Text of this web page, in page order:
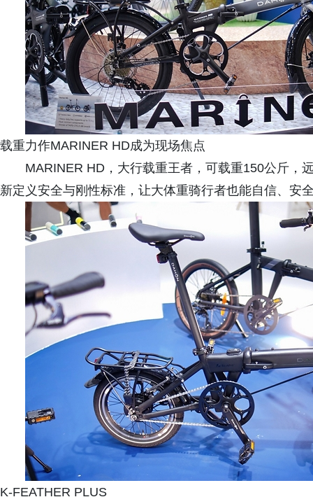
载重力作MARINER HD成为现场焦点
MARINER HD，大行载重王者，可载重150公斤，
新定义安全与刚性标准，让大体重骑行者也能自信、安
K-FEATHER PLUS